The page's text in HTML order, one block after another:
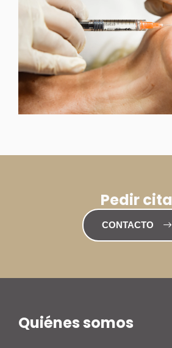
Pedir cita
CONTACTO
Quiénes somos